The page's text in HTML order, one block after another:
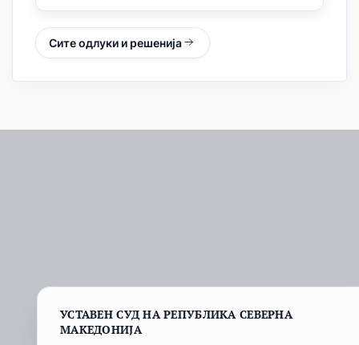
Сите одлуки и решенија
УСТАВЕН СУД НА РЕПУБЛИКА СЕВЕРНА
МАКЕДОНИЈА